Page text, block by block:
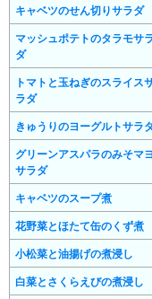
キャベツのせん切りサラダ
マッシュポテトのタラモサ
ダ
トマトと玉ねぎのスライス
ラダ
きゅうりのヨーグルトサラ
グリーンアスパラのみそマヨ
サラダ
キャベツのスープ煮
花野菜とほたて缶のくず煮
小松菜と油揚げの煮浸し
白菜とさくらえびの煮浸し